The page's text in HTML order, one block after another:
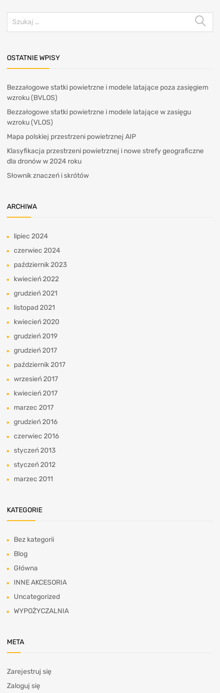
OSTATNIE WPISY
Bezzałogowe statki powietrzne i modele latające poza zasięgiem
wzroku (BVLOS)
Bezzałogowe statki powietrzne i modele latające w zasięgu
wzroku (VLOS)
Mapa polskiej przestrzeni powietrznej AIP
Klasyfikacja przestrzeni powietrznej i nowe strefy geograficzne
dla dronów w 2024 roku
Słownik znaczeń i skrótów
ARCHIWA
lipiec 2024
czerwiec 2024
październik 2023
kwiecień 2022
grudzień 2021
listopad 2021
kwiecień 2020
grudzień 2019
grudzień 2017
październik 2017
wrzesień 2017
kwiecień 2017
marzec 2017
grudzień 2016
czerwiec 2016
styczeń 2013
styczeń 2012
marzec 2011
KATEGORIE
Bez kategorii
Blog
Główna
INNE AKCESORIA
Uncategorized
WYPOŻYCZALNIA
META
Zarejestruj się
Zaloguj się